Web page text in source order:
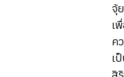
จุ้ย
เ
ค
เ